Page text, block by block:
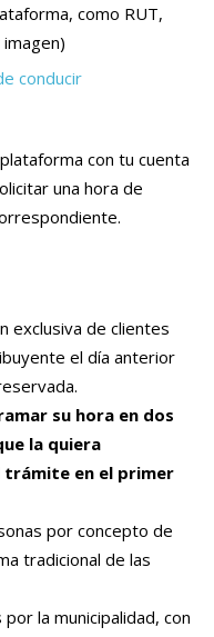
como RUT,
con tu cuenta
una hora de
exclusiva de clientes
el día anterior
su hora en dos
la quiera
en el primer
por concepto de
tradicional de las
la municipalidad, con